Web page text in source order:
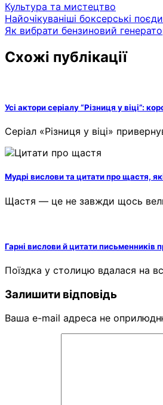
Культура та мистецтво
Навігація
записів
Найочікуваніші боксерські
Як вибрати бензиновий
Схожі публікації
Усі актори серіалу “Різниця у віці”:
Серіал «Різниця у віці»
Мудрі вислови та цитати про щастя,
Щастя — це не завжди щось
Гарні вислови й цитати письменників
Поїздка у столицю вдалася на
Залишити відповідь
Ваша e-mail адреса не